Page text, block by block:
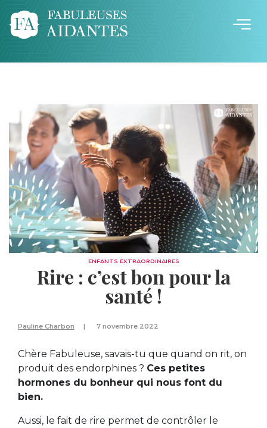
ENFANTS EXTRAORDINAIRES
Rire : c’est bon pour la
santé !
Pauline Charbon 7 novembre 2022
Chère Fabuleuse, savais-tu que quand on rit, on
produit des endorphines ? Ces petites
hormones du bonheur qui nous font du
bien.
Aussi, le fait de rire permet de contrôler le